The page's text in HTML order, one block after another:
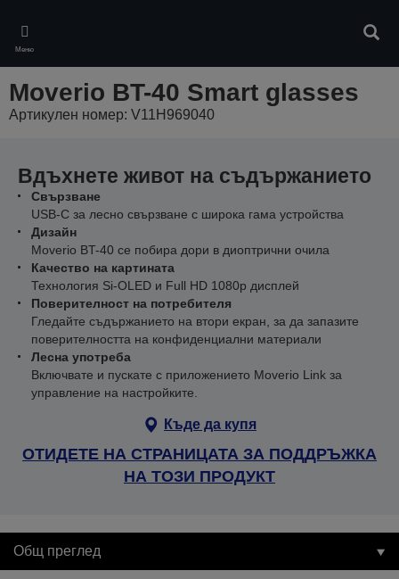
main
content
Меню
Moverio BT-40 Smart glasses
Артикулен номер: V11H969040
Вдъхнете живот на съдържанието
Свързване
USB-C за лесно свързване с широка гама устройства
Дизайн
Moverio BT-40 се побира дори в диоптрични очила
Качество на картината
Технология Si-OLED и Full HD 1080p дисплей
Поверителност на потребителя
Гледайте съдържанието на втори екран, за да запазите
поверителността на конфиденциални материали
Лесна употреба
Включвате и пускате с приложението Moverio Link за
управление на настройките.
Къде да купя
ОТИДЕТЕ НА СТРАНИЦАТА ЗА ПОДДРЪЖКА
НА ТОЗИ ПРОДУКТ
Общ преглед